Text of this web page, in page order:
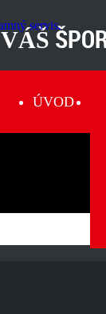
VÁŠ
ÚVOD